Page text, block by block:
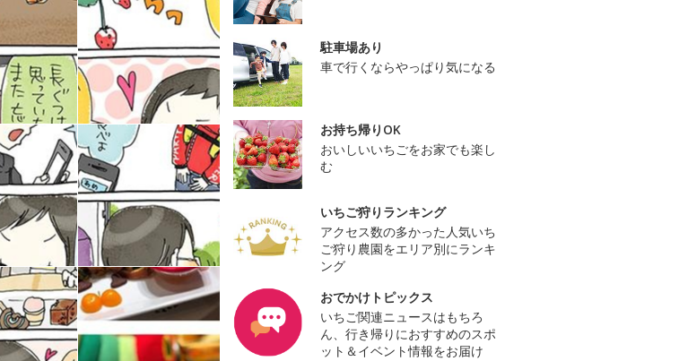
駐車場あり
車で行くならやっぱり気になる
お持ち帰りOK
おいしいいちごをお家でも楽し
む
いちご狩りランキング
アクセス数の多かった人気いち
ご狩り農園をエリア別にランキ
ング
おでかけトピックス
いちご関連ニュースはもちろ
ん、行き帰りにおすすめのスポ
ット＆イベント情報をお届け